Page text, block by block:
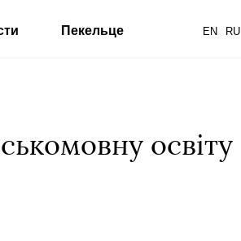
EN RU
Пекельце
освіту